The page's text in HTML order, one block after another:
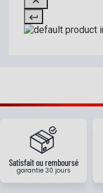
Satisfait ou remboursé
garantie 30 jours